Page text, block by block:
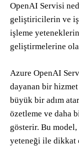
OpenAI Servisi
geliştiricilerin ve
işleme
geliştirmelerine
Azure OpenAI
dayanan bir hizmet
büyük bir adım
özetleme ve daha
gösterir. Bu
yeteneği ile dikkat